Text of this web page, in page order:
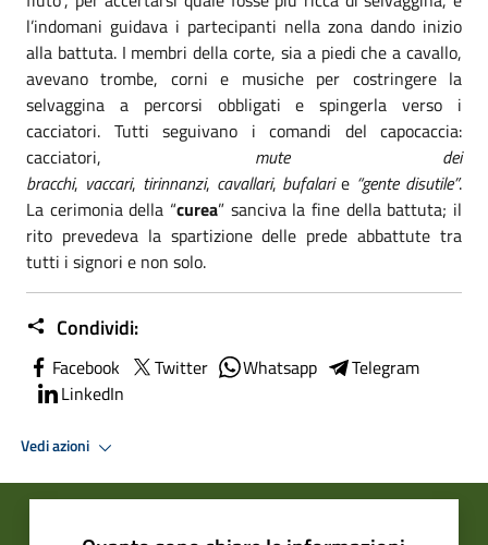
l’indomani guidava i partecipanti nella zona dando inizio
alla battuta. I membri della corte, sia a piedi che a cavallo,
avevano trombe, corni e musiche per costringere la
selvaggina a percorsi obbligati e spingerla verso i
cacciatori. Tutti seguivano i comandi del capocaccia:
cacciatori, mute dei
bracchi, vaccari, tirinnanzi, cavallari, bufalarie “gente disutile”.
La cerimonia della “curea” sanciva la fine della battuta; il
rito prevedeva la spartizione delle prede abbattute tra
tutti i signori e non solo.
Condividi:
Facebook Twitter Whatsapp
Telegram
LinkedIn
Vedi azioni